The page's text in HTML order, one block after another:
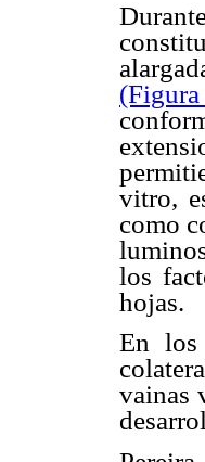
vitro,
como
los
hojas.
En los
vainas